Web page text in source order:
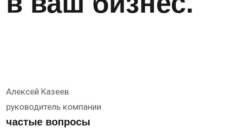
Алексей Казеев
руководитель компании
частые вопросы